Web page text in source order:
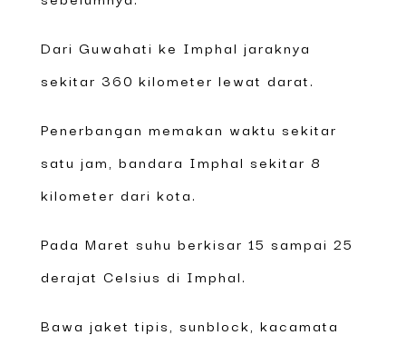
Dari Guwahati ke Imphal jaraknya
sekitar 360 kilometer lewat darat.
Penerbangan memakan waktu sekitar
satu jam, bandara Imphal sekitar 8
kilometer dari kota.
Pada Maret suhu berkisar 15 sampai 25
derajat Celsius di Imphal.
Bawa jaket tipis, sunblock, kacamata